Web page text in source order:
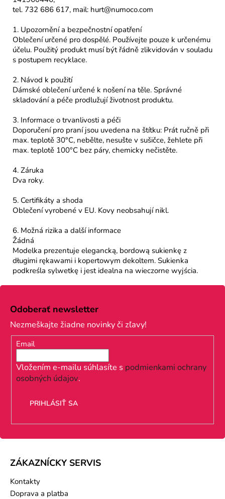
tel. 732 686 617, mail: hurt@numoco.com
1. Upozornění a bezpečnostní opatření
Oblečení určené pro dospělé. Používejte pouze k určenému
účelu. Použitý produkt musí být řádně zlikvidován v souladu
s postupem recyklace.
2. Návod k použití
Dámské oblečení určené k nošení na těle. Správné
skladování a péče prodlužují životnost produktu.
3. Informace o trvanlivosti a péči
Doporučení pro praní jsou uvedena na štítku: Prát ručně při
max. teplotě 30°C, nebělte, nesušte v sušičce, žehlete při
max. teplotě 100°C bez páry, chemicky nečistěte.
4. Záruka
Dva roky.
5. Certifikáty a shoda
Oblečení vyrobené v EU. Kovy neobsahují nikl.
6. Možná rizika a další informace
Žádná
Modelka prezentuje elegancką, bordową sukienkę z
długimi rękawami i kopertowym dekoltem. Sukienka
podkreśla sylwetkę i jest idealna na wieczorne wyjścia.
Z
Odoberať newsletter
Nezmeškajte žiadne novinky či zľavy!
Email
Vložením e-mailu súhlasíte s podmienkami ochrany
osobných údajov.
PRIHLÁSIŤ SA
ZÁKAZNÍCKY SERVIS
Kontakty
Doprava a platba